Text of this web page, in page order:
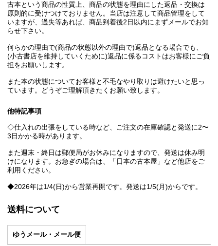
古本という商品の性質上、商品の状態を理由にした返品・交換は
原則的に受けつけておりません。当店は注意して商品管理をして
いますが、過失等あれば、商品到着後2日以内にまずメールでお知
らせ下さい。
何らかの理由で(商品の状態以外の理由で)返品となる場合でも、
(小古書店を維持していくために)返品に係るコストはお客様にご負
担をお願いします。
また本の状態についてお客様と不毛なやり取りは避けたいと思っ
ています。どうぞご理解頂きたくお願い致します。
他特記事項
◇仕入れの出張をしている時など、ご注文の在庫確認と発送に2〜
3日かかる時があります。
また週末・終日は郵便局がお休みになりますので、発送は休み明
けになります。お急ぎの場合は、「日本の古本屋」など他店をご
利用ください。
◆2026年は1/4(日)から営業再開です。発送は1/5(月)からです。
送料について
ゆうメール・メール便